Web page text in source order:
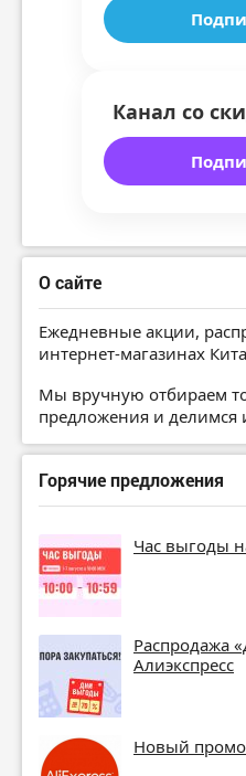
Канал со
О сайте
Ежедневные акции,
интернет-магазинах
Мы вручную отбираем
предложения и делимся
Горячие предложения
Час выгоды
Распродажа
Алиэкспресс
Новый